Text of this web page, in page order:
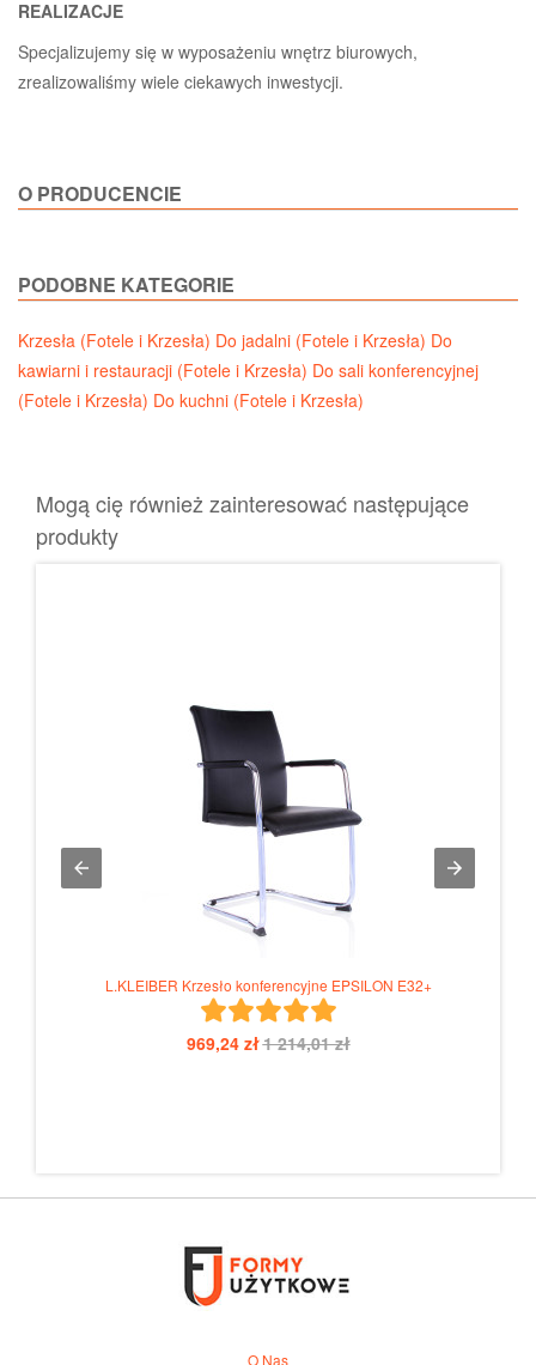
REALIZACJE
Specjalizujemy się w wyposażeniu wnętrz biurowych,
zrealizowaliśmy wiele ciekawych inwestycji.
O PRODUCENCIE
PODOBNE KATEGORIE
Krzesła (Fotele i Krzesła) Do jadalni (Fotele i Krzesła) Do
kawiarni i restauracji (Fotele i Krzesła) Do sali konferencyjnej
(Fotele i Krzesła) Do kuchni (Fotele i Krzesła)
Mogą cię również zainteresować następujące
produkty
L.KLEIBER Krzesło konferencyjne EPSILON E32+
969,24 zł1 214,01 zł
O Nas